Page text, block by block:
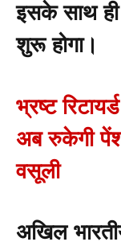
इसके साथ
शुरू होगा।
भ्रष्ट
अब रुकेगी
वसूली
अखिल